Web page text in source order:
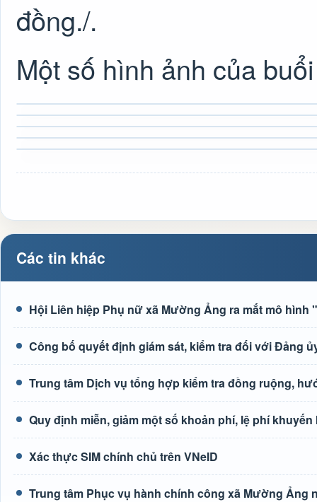
đồng./.
Một số hình ảnh của
Các tin khác
Hội Liên hiệp Phụ nữ xã Mường Ảng ra mắt mô
Công bố quyết định giám sát, kiểm tra đối với Đảng
Trung tâm Dịch vụ tổng hợp kiểm tra đồng ruộng,
Quy định miễn, giảm một số khoản phí, lệ phí
Xác thực SIM chính chủ trên VNeID
Trung tâm Phục vụ hành chính công xã Mường Ảng